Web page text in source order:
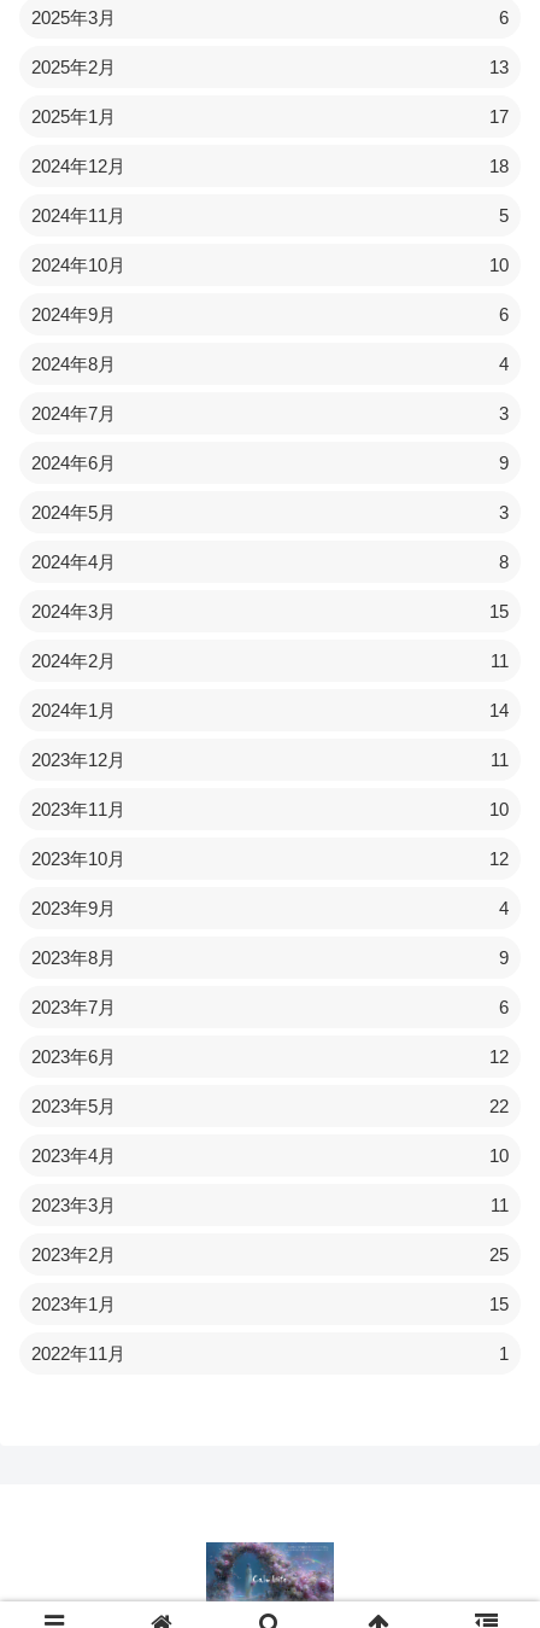
2025年3月 6
2025年2月 13
2025年1月 17
2024年12月 18
2024年11月 5
2024年10月 10
2024年9月 6
2024年8月 4
2024年7月 3
2024年6月 9
2024年5月 3
2024年4月 8
2024年3月 15
2024年2月 11
2024年1月 14
2023年12月 11
2023年11月 10
2023年10月 12
2023年9月 4
2023年8月 9
2023年7月 6
2023年6月 12
2023年5月 22
2023年4月 10
2023年3月 11
2023年2月 25
2023年1月 15
2022年11月 1